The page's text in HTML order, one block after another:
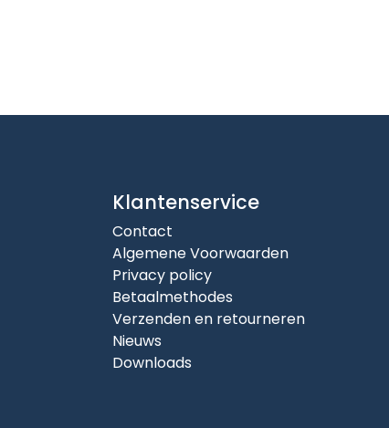
Klantenservice
Contact
Algemene Voorwaarden
Privacy policy
Betaalmethodes
Verzenden en retourneren
Nieuws
Downloads